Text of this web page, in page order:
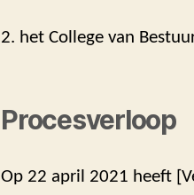
2. het College van
Procesverloop
Op 22 april 2021 heeft